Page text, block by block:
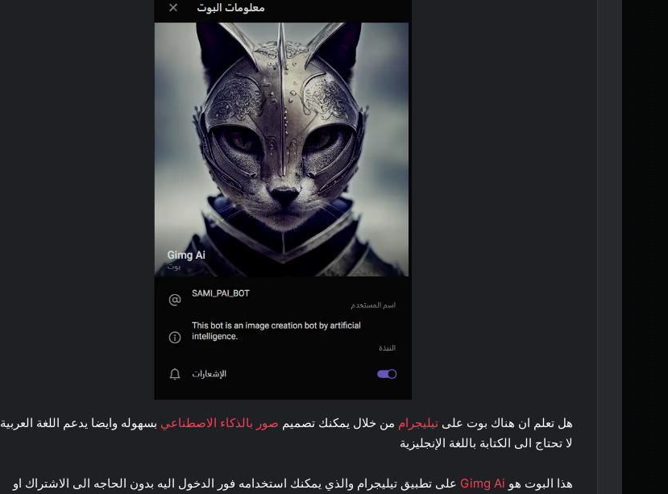
هل تعلم ان هناك بوت على تيليجرام من خلال يمكنك تصميم صور بالذكاء الاصطناعي بسهوله وايضا يدعم اللغة العربية
لا تحتاج الى الكتابة باللغة الإنجليزية
هذا البوت هو Gimg Ai على تطبيق تيليجرام والذي يمكنك استخدامه فور الدخول اليه بدون الحاجه الى الاشتراك او